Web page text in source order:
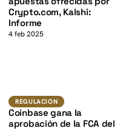
Crypto.com, Kalshi:
Informe
4 feb 2025
Regulacion
REGULACION
Coinbase gana la
aprobación de la FCA del